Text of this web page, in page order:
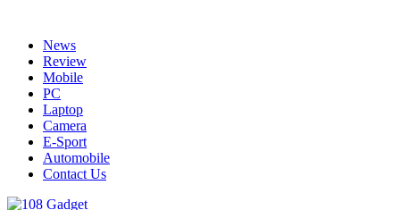
contentNews
Review
Mobile
PC
Laptop
Camera
E-Sport
Automobile
Contact Us